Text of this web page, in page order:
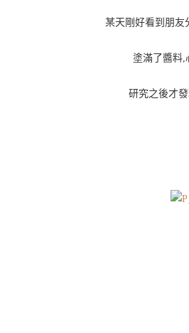
某天剛好看到朋友
塗滿了醬料,
研究之後才